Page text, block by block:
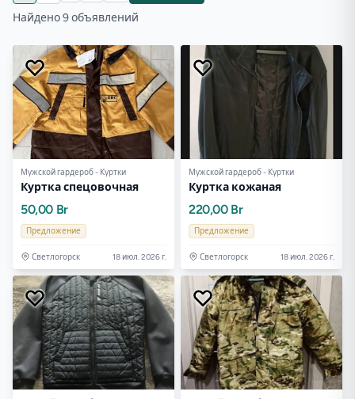
Найдено 9 объявлений
Мужской гардероб - Куртки
Куртка спецовочная
50,00 Br
Предложение
Светлогорск 18 июл. 2026 г.
Мужской гардероб - Куртки
Куртка кожаная
220,00 Br
Предложение
Светлогорск 18 июл. 2026 г.